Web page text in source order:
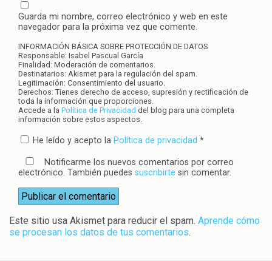
Guarda mi nombre, correo electrónico y web en este
navegador para la próxima vez que comente.
INFORMACIÓN BÁSICA SOBRE PROTECCIÓN DE DATOS
Responsable: Isabel Pascual García
Finalidad: Moderación de comentarios.
Destinatarios: Akismet para la regulación del spam.
Legitimación: Consentimiento del usuario.
Derechos: Tienes derecho de acceso, supresión y rectificación de
toda la información que proporciones.
Accede a la Política de Privacidad del blog para una completa
información sobre estos aspectos.
He leído y acepto la Política de privacidad *
Notificarme los nuevos comentarios por correo
electrónico. También puedes suscribirte sin comentar.
Este sitio usa Akismet para reducir el spam. Aprende cómo
se procesan los datos de tus comentarios.